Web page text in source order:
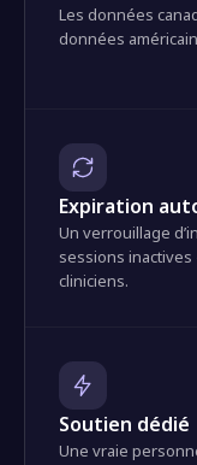
Les données
données
Expiration
Un verrouillage
sessions
cliniciens.
Soutien dédié
Une vraie